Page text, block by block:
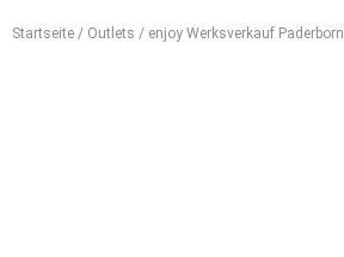
Startseite / Outlets / enjoy Werksverkauf Paderborn